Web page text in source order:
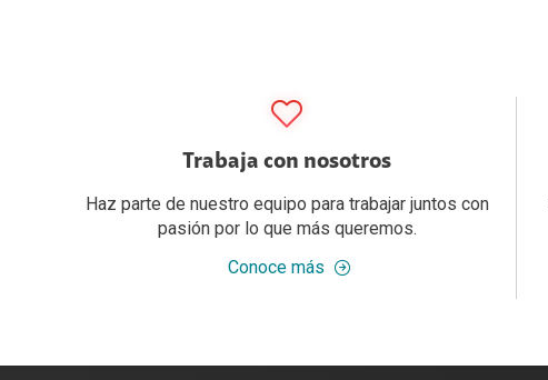
Trabaja con nosotros
Haz parte de nuestro equipo para trabajar juntos con
pasión por lo que más queremos.
Conoce más